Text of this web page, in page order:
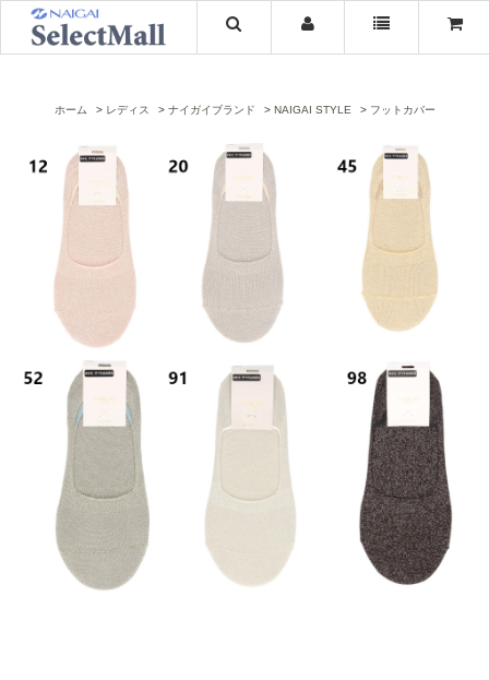
ホーム レディス ナイガイブランド NAIGAI STYLE フットカバー